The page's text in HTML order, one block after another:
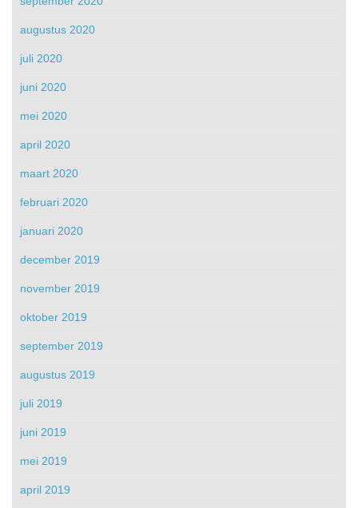
augustus 2020
juli 2020
juni 2020
mei 2020
april 2020
maart 2020
februari 2020
januari 2020
december 2019
november 2019
oktober 2019
september 2019
augustus 2019
juli 2019
juni 2019
mei 2019
april 2019